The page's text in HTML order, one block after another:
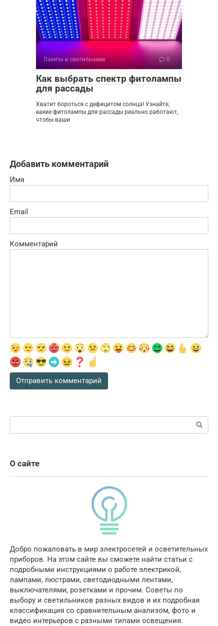
Лампы и светильники 0
Как выбрать спектр фитолампы
для рассады
Хватит бороться с дефицитом солнца! Узнайте,
какие фитолампы для рассады реально работают,
чтобы ваши
Добавить комментарий
Имя
Email
Комментарий
Поиск:
О сайте
Добро пожаловать в мир электросетей и осветительных
приборов. На этом сайте вы сможете найти статьи с
подробными инструкциями о работе электрикой,
лампами, люстрами, светодиодными лентами,
выключателями, розетками и прочим. Советы по
выбору и светильников разных видов и их подробная
классификация со сравнительным анализом, фото и
видео интерьеров с разными типами освещения.